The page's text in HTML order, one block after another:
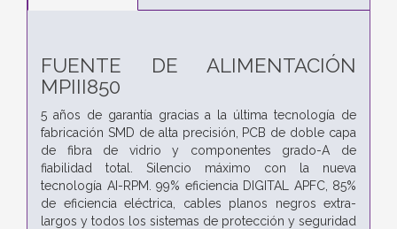
FUENTE DE ALIMENTACIÓN
MPIII850
5 años de garantía gracias a la última tecnología de
fabricación SMD de alta precisión, PCB de doble capa
de fibra de vidrio y componentes grado-A de
fiabilidad total. Silencio máximo con la nueva
tecnología AI-RPM. 99% eficiencia DIGITAL APFC, 85%
de eficiencia eléctrica, cables planos negros extra-
largos y todos los sistemas de protección y seguridad